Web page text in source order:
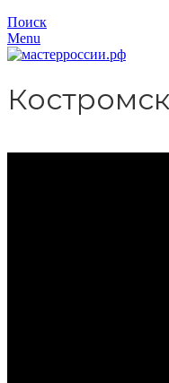
Поиск
Menu